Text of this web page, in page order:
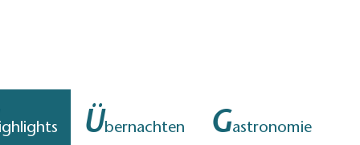
ighlights Übernachten Gastronomie